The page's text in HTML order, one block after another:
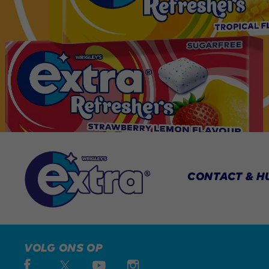
CONTACT &
VOLG ONS OP
Facebook (opens in new window)
Twitter (opens in new window)
YouTube (opens in new window)
Instagram (opens in new window)